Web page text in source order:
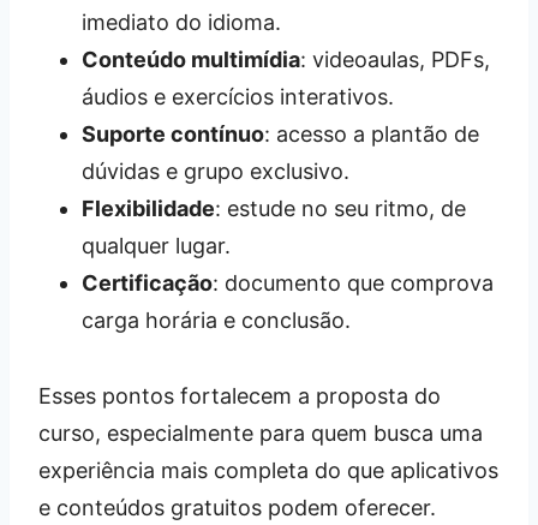
imediato do idioma.
Conteúdo multimídia: videoaulas, PDFs,
áudios e exercícios interativos.
Suporte contínuo: acesso a plantão de
dúvidas e grupo exclusivo.
Flexibilidade: estude no seu ritmo, de
qualquer lugar.
Certificação: documento que comprova
carga horária e conclusão.
Esses pontos fortalecem a proposta do
curso, especialmente para quem busca uma
experiência mais completa do que aplicativos
e conteúdos gratuitos podem oferecer.